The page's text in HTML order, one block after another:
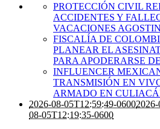
PROTECCIÓN CIVIL
ACCIDENTES Y
VACACIONES
FISCALÍA DE
PLANEAR EL
PARA APODERARSE
INFLUENCER
TRANSMISIÓN EN
ARMADO EN
2026-08-05T12:59:49-0600
08-05T12:19:35-0600